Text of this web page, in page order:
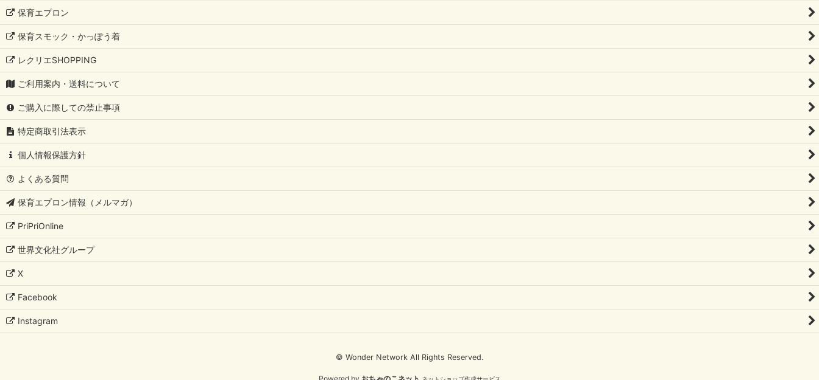
保育エプロン
保育スモック・かっぽう着
レクリエSHOPPING
ご利用案内・送料について
ご購入に際しての禁止事項
特定商取引法表示
個人情報保護方針
よくある質問
保育エプロン情報（メルマガ）
PriPriOnline
世界文化社グループ
X
Facebook
Instagram
© Wonder Network All Rights Reserved.